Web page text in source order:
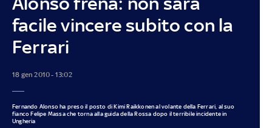
facile vincere subito con la
Ferrari
18 gen 2010 - 13:02
Fernando Alonso ha preso il posto di Kimi Raikkonen al volante della Ferrari, al suo
fianco Felipe Massa che torna alla guida della Rossa dopo il terribile incidente in
Ungheria